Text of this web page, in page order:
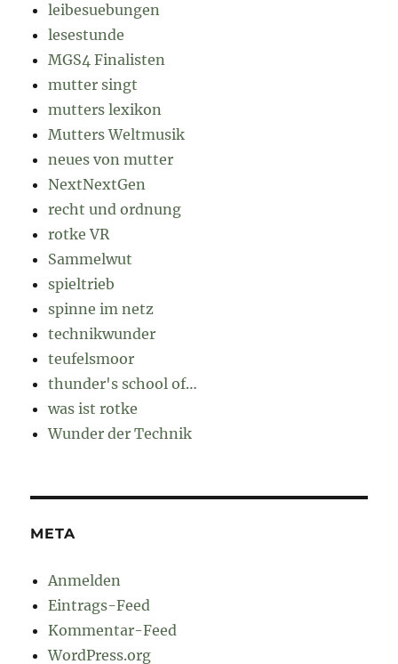
leibesuebungen
lesestunde
MGS4 Finalisten
mutter singt
mutters lexikon
Mutters Weltmusik
neues von mutter
NextNextGen
recht und ordnung
rotke VR
Sammelwut
spieltrieb
spinne im netz
technikwunder
teufelsmoor
thunder's school of…
was ist rotke
Wunder der Technik
META
Anmelden
Eintrags-Feed
Kommentar-Feed
WordPress.org